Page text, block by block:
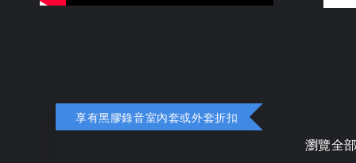
享有黑膠錄音室內套或外套折扣
瀏覽全